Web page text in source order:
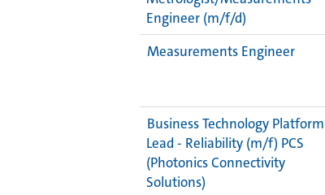
Engineer (m/f/d)
Measurements Engineer
Business Technology Platform
Lead - Reliability (m/f) PCS
(Photonics Connectivity
Solutions)